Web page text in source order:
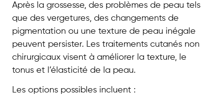
Après la grossesse, des problèmes de peau tels
que des vergetures, des changements de
pigmentation ou une texture de peau inégale
peuvent persister. Les traitements cutanés non
chirurgicaux visent à améliorer la texture, le
tonus et l’élasticité de la peau.
Les options possibles incluent :